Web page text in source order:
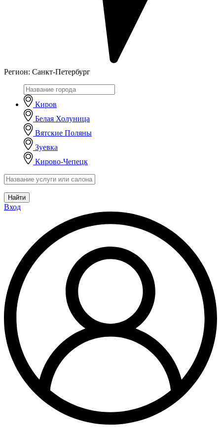
Регион: Санкт-Петербург
Киров
Белая Холуница
Вятские Поляны
Зуевка
Кирово-Чепецк
Найти
Вход